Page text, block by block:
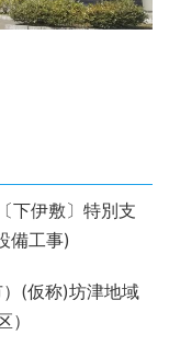
下伊敷〕特別支
備工事)
(仮称)坊津地域